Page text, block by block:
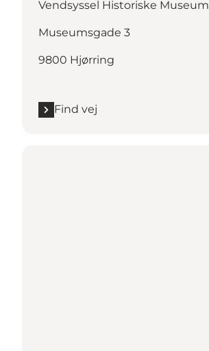
Vendsyssel Historiske Museum
Museumsgade 3
9800 Hjørring
Find vej